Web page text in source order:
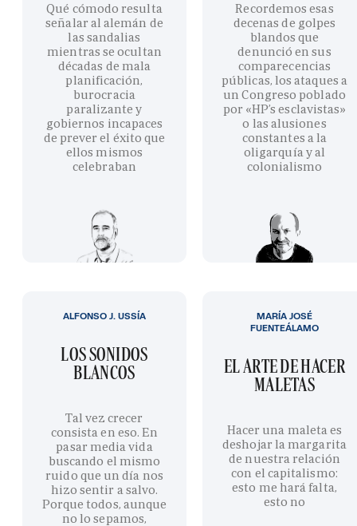
Qué cómodo resulta
señalar al alemán de
las sandalias
mientras se ocultan
décadas de mala
planificación,
burocracia
paralizante y
gobiernos incapaces
de prever el éxito que
ellos mismos
celebraban
Recordemos esas
decenas de golpes
blandos que
denunció en sus
comparecencias
públicas, los ataques a
un Congreso poblado
por «HP’s esclavistas»
o las alusiones
constantes a la
oligarquía y al
colonialismo
LOS SONIDOS
BLANCOS
Tal vez crecer
consista en eso. En
pasar media vida
buscando el mismo
ruido que un día nos
hizo sentir a salvo.
Porque todos, aunque
no lo sepamos,
ALFONSO J. USSÍA
EL ARTE DE HACER
MALETAS
Hacer una maleta es
deshojar la margarita
de nuestra relación
con el capitalismo:
esto me hará falta,
esto no
MARÍA JOSÉ
FUENTEÁLAMO